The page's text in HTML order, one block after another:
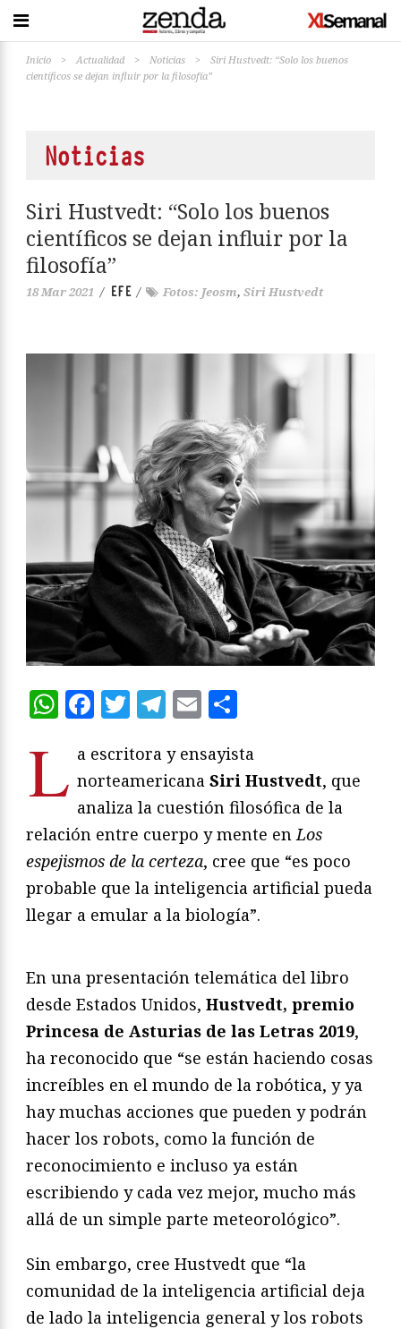
Inicio > Actualidad > Noticias >
Siri Hustvedt: “Solo los buenos
científicos se dejan influir por la filosofía”
Noticias
Siri Hustvedt: “Solo los buenos
científicos se dejan influir por la
filosofía”
18 Mar 2021 / EFE / Fotos: Jeosm, Siri Hustvedt
WhatsApp
Facebook
Twitter
Telegram
Email
L a escritora y ensayista
norteamericana Siri Hustvedt, que
analiza la cuestión filosófica de la
relación entre cuerpo y mente en Los
espejismos de la certeza, cree que “es poco
probable que la inteligencia artificial pueda
llegar a emular a la biología”.
En una presentación telemática del libro
desde Estados Unidos, Hustvedt, premio
Princesa de Asturias de las Letras 2019,
ha reconocido que “se están haciendo cosas
increíbles en el mundo de la robótica, y ya
hay muchas acciones que pueden y podrán
hacer los robots, como la función de
reconocimiento e incluso ya están
escribiendo y cada vez mejor, mucho más
allá de un simple parte meteorológico”.
Sin embargo, cree Hustvedt que “la
comunidad de la inteligencia artificial deja
de lado la inteligencia general y los robots